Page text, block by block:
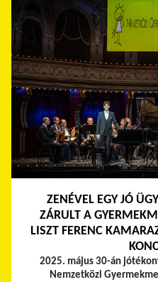
ZENÉVEL EGY JÓ
ZÁRULT A
LISZT FERENC
2025. május 30-án
Nemzetközi